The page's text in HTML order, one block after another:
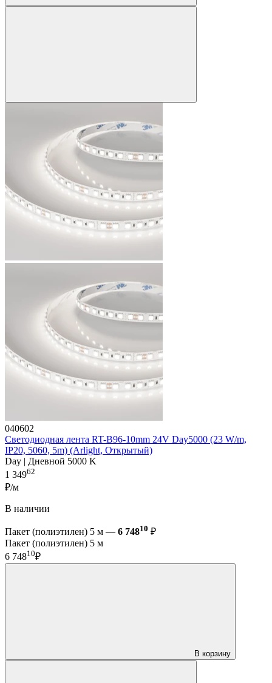
040602
Светодиодная лента RT-B96-10mm 24V Day5000 (23 W/m,
IP20, 5060, 5m) (Arlight, Открытый)
Day | Дневной 5000 K
1 34962
₽/м
В наличии
Пакет (полиэтилен) 5 м — 6 74810 ₽
Пакет (полиэтилен) 5 м
6 74810₽
В корзину